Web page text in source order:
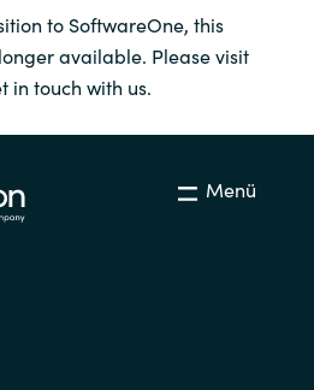
to SoftwareOne, this
available. Please visit
in touch with us.
Menü